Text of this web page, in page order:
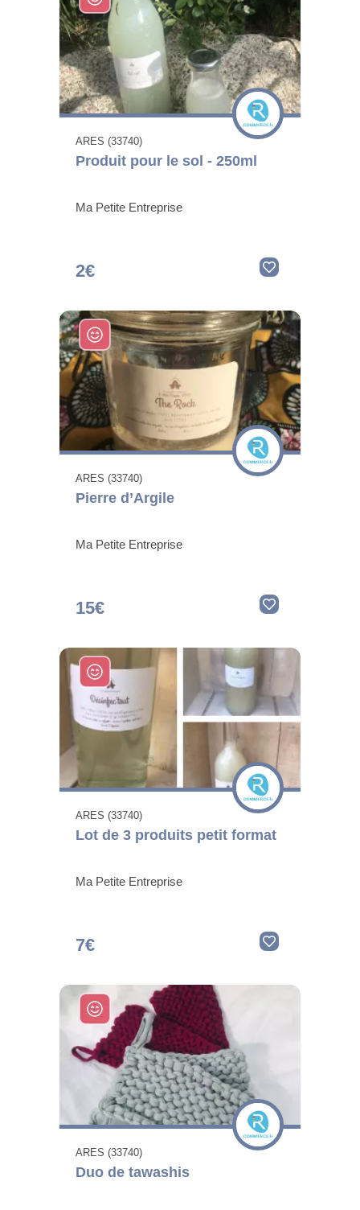
ARES (33740)
Produit pour le sol - 250ml
Ma Petite Entreprise
2€
ARES (33740)
Pierre d’Argile
Ma Petite Entreprise
15€
ARES (33740)
Lot de 3 produits petit format
Ma Petite Entreprise
7€
ARES (33740)
Duo de tawashis